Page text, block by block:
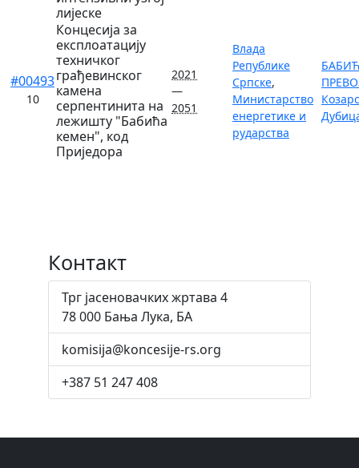
лијеске
#00493
10
Концесија за
експлоатацију
техничког
грађевинског
камена
серпентинита на
лежишту "Бабића
кемен", код
Приједора
2021
—
2051
Влада
Републике
Српске,
Министарство
енергетике и
рударства
Контакт
Трг јасеновачких жртава 4
78 000 Бања Лука, БА
komisija@koncesije-rs.org
+387 51 247 408